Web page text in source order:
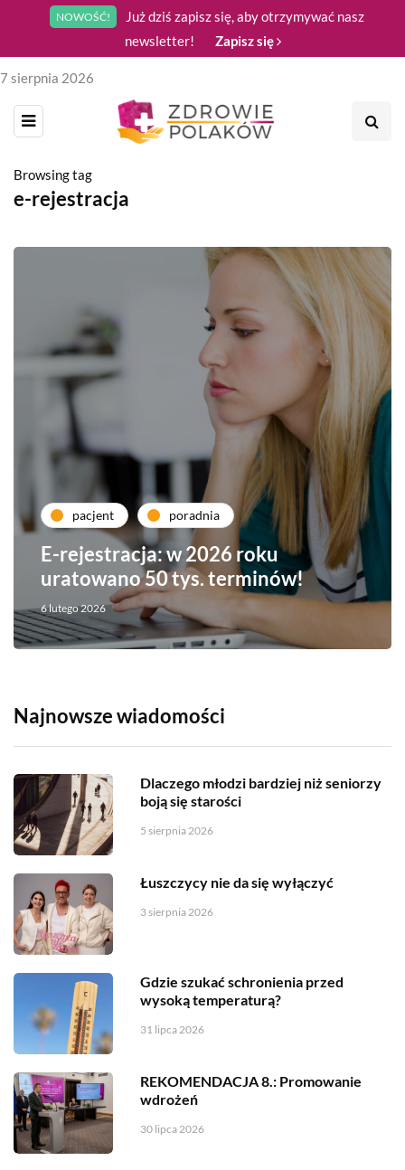
NOWOŚĆ!
Już dziś zapisz się, aby otrzymywać nasz
newsletter!
Zapisz się
7 sierpnia 2026
Browsing tag
e-rejestracja
pacjent poradnia
E-rejestracja: w 2026 roku
uratowano 50 tys. terminów!
6 lutego 2026
Najnowsze wiadomości
Dlaczego młodzi bardziej niż seniorzy
boją się starości
5 sierpnia 2026
Łuszczycy nie da się wyłączyć
3 sierpnia 2026
Gdzie szukać schronienia przed
wysoką temperaturą?
31 lipca 2026
REKOMENDACJA 8.: Promowanie
wdrożeń
30 lipca 2026